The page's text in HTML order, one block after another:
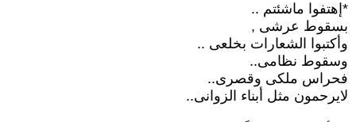
*إهتفوا ماشئتم ..
بسقوط عرشى ,
وأكتبوا الشعارات بخلعى ..
وسقوط نظامى..
فحراس ملكى وقصرى..
لايرحمون مثل أبناء الزوانى..